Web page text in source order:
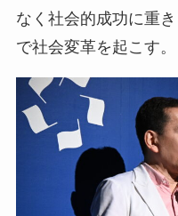
なく社会的成功に重
で社会変革を起こす。